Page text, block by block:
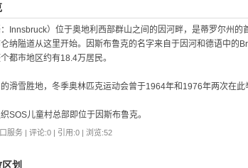
Innsbruck）位于奥地利西部群山之间的因河畔，是蒂罗尔州的
纳隘道从这里开始。因斯布鲁克的名字来自于因河和德语中的
都市地区约有18.4万居民。
滑雪胜地，冬季奥林匹克运动会曾于1964年和1976年两次在此
SOS儿童村总部即位于因斯布鲁克。
服务 | 评论:0 | 引用:0 | 浏览:52
划